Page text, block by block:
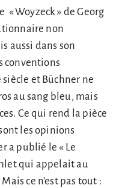
Woyzeck » de Georg
non
aussi dans son
conventions
et Büchner ne
au sang bleu, mais
Ce qui rend la pièce
les opinions
a publié le « Le
qui appelait au
ce n’est pas tout :